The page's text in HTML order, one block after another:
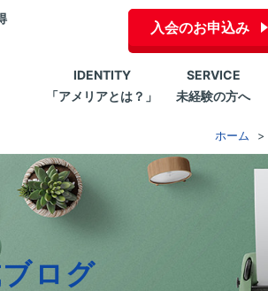
入会のお申込み
IDENTITY
「アメリアとは？」
SERVICE
未経験の方へ
ホーム
ログ